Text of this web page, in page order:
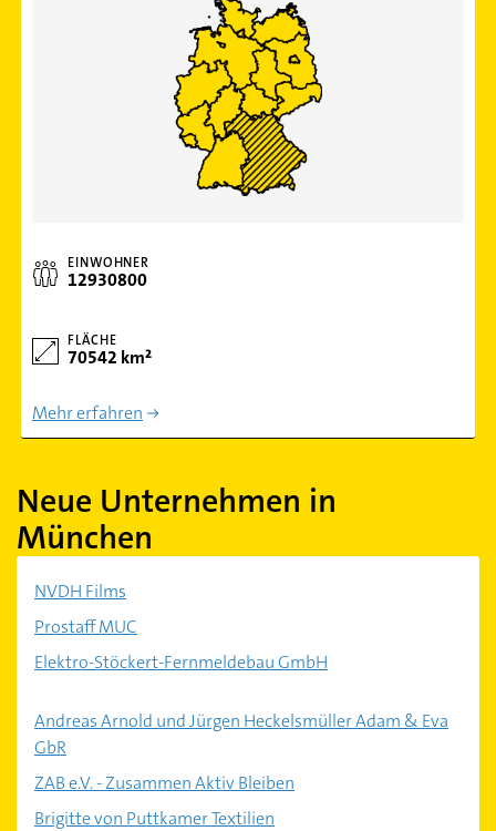
EINWOHNER
12930800
FLÄCHE
70542 km²
Mehr erfahren
Neue Unternehmen in
München
NVDH Films
Prostaff MUC
Elektro-Stöckert-Fernmeldebau GmbH
Andreas Arnold und Jürgen Heckelsmüller Adam & Eva
GbR
ZAB e.V. - Zusammen Aktiv Bleiben
Brigitte von Puttkamer Textilien